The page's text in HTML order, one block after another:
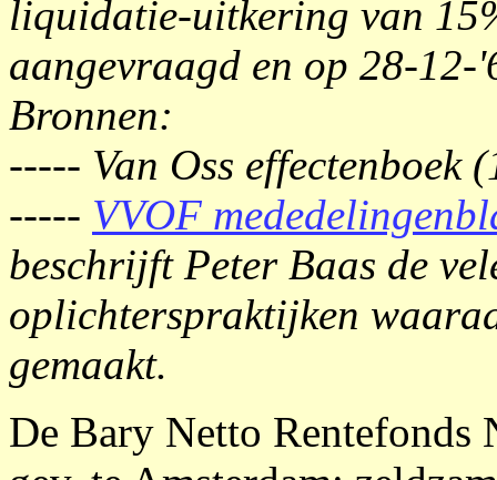
liquidatie-uitkering van
aangevraagd en op 28-
Bronnen:
----- Van Oss effectenboek
----- VVOF
beschrijft Peter Baas de
oplichterspraktijken
gemaakt.
De Bary Netto Rentefonds